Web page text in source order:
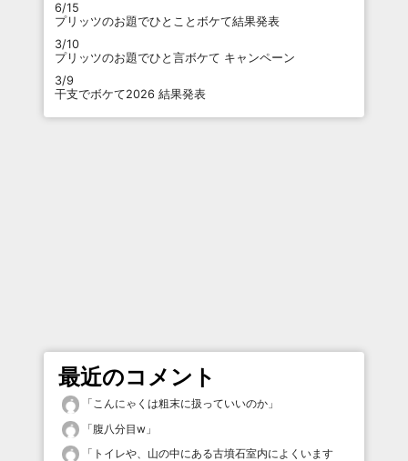
6/15
プリッツのお題でひとことボケて結果発表
3/10
プリッツのお題でひと言ボケて キャンペーン
3/9
干支でボケて2026 結果発表
最近のコメント
「こんにゃくは粗末に扱っていいのか 」
「腹八分目w 」
「 トイレや、山の中にある古墳石室内によくいます